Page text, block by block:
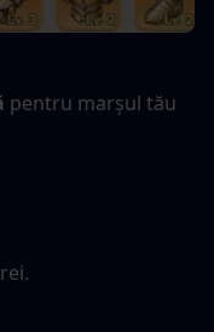
pentru marșul tău